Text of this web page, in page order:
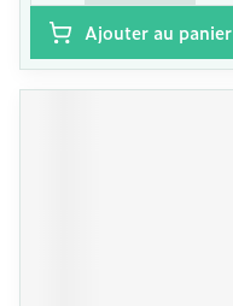
Ajouter au panier